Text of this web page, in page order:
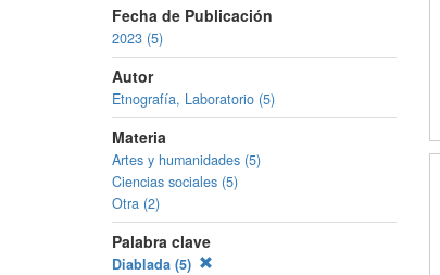
Fecha de Publicación
2023 (5)
Autor
Etnografía, Laboratorio (5)
Materia
Artes y humanidades (5)
Ciencias sociales (5)
Otra (2)
Palabra clave
Diablada (5)